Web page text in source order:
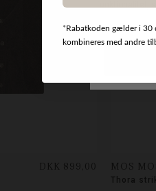
DKK 899,00 MOS
Thora
*Rabatkoden gælder i 30
kombineres med andre